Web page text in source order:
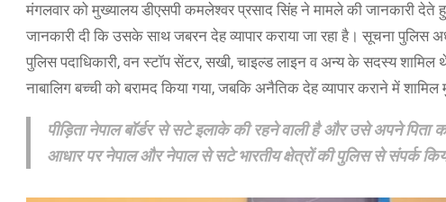
मंगलवार को मुख्यालय डीएसपी कमलेश्वर प्रसाद सिंह ने मामले की जानकारी देते
जानकारी दी कि उसके साथ जबरन देह व्यापार कराया जा रहा है। सूचना पुलिस
पुलिस पदाधिकारी, वन स्टॉप सेंटर, सखी, चाइल्ड लाइन व अन्य के सदस्य शामिल
नाबालिग बच्ची को बरामद किया गया, जबकि अनैतिक देह व्यापार कराने में
पीड़िता नेपाल बॉर्डर से सटे इलाके की रहने वाली है और उसे अपने
आधार पर नेपाल और नेपाल से सटे भारतीय क्षेत्रों की पुलिस से संपर्क